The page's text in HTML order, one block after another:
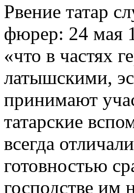
Рвение татар
фюрер: 24 мая
«что в частях
латышскими,
принимают
татарские
всегда
готовностью
господстве им